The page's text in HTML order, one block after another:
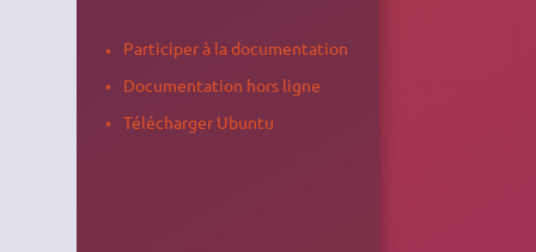
Participer à la documentation
Documentation hors ligne
Télécharger Ubuntu